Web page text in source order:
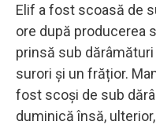
Elif a fost scoasă de
ore după producerea
prinsă sub
surori și un frățior.
fost scoși de sub
duminică însă,